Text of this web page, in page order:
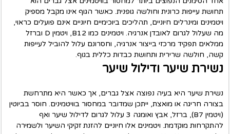
תחושת עייפות כרונית וחולשה גופנית. כאשר הגוף אינו מקבל מספיק
ויטמינים ומינרלים חיוניים, תהליכים ביוכימיים חיוניים אינם פועלים כראוי,
מה שעלול לגרום לאובדן אנרגיה. ויטמינים כמו B12, ויטמין D וברזל
ממלאים תפקיד מרכזי בייצור אנרגיה, וחסרונם עלול להוביל לעייפות
קשה, חולשה שרירית ותחושת כבדות כללית בגוף.
נשירת שיער ודילול שיער
נשירת שיער היא בעיה נפוצה אצל גברים, אך כאשר היא מתרחשת
בצורה חריגה או מואצת, ייתכן שמדובר במחסור בוויטמינים. חוסר בביוטין
(ויטמין B7), ברזל, אבץ ואומגה 3 עלול לגרום לדילול שיער ואף
להתקרחות מוקדמת. ויטמינים אלו חיוניים להזנת זקיקי השיער ולשמירה